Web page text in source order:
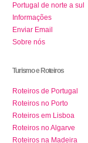
Portugal de norte a sul
Informações
Enviar Email
Sobre nós
Turismo e Roteiros
Roteiros de Portugal
Roteiros no Porto
Roteiros em Lisboa
Roteiros no Algarve
Roteiros na Madeira